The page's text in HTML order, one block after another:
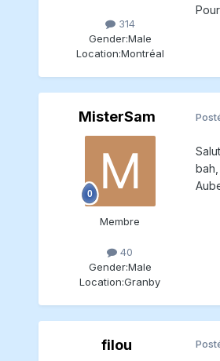
314
Gender:Male
Location:Montréal
MisterSam
Membre
40
Gender:Male
Location:Granby
Salut,
filou